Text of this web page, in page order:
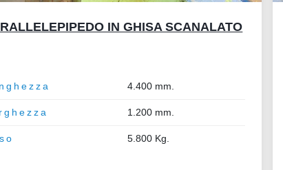
IN GHISA SCANALATO
4.400 mm.
1.200 mm.
5.800 Kg.